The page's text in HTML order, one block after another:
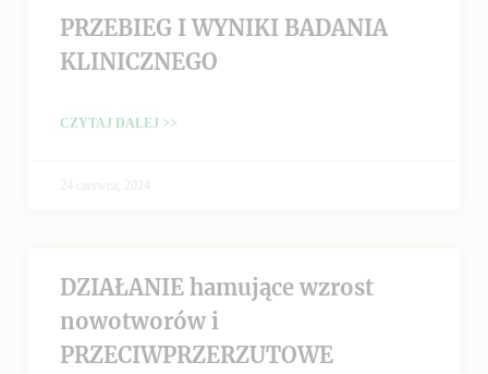
PRZEBIEG I WYNIKI BADANIA
KLINICZNEGO
CZYTAJ DALEJ >>
24 czerwca, 2024
DZIAŁANIE hamujące wzrost
nowotworów i
PRZECIWPRZERZUTOWE